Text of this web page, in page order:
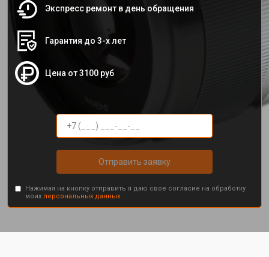
Экспресс ремонт в день обращения
Гарантия до 3-х лет
Цена от 3100 руб
Отправить заявку
Нажимая на кнопку отправить я даю свое согласие на обработку
моих персональных данных.